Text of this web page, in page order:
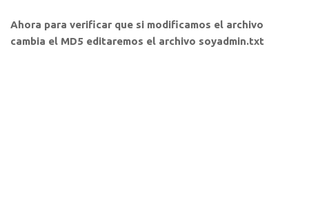
Ahora para verificar que si modificamos el archivo
cambia el MD5 editaremos el archivo soyadmin.txt